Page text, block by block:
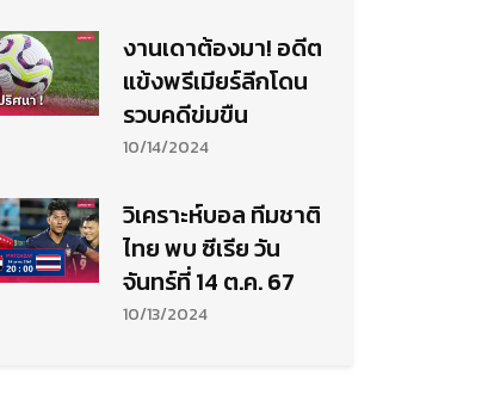
งานเดาต้องมา! อดีต
แข้งพรีเมียร์ลีกโดน
รวบคดีข่มขืน
10/14/2024
วิเคราะห์บอล ทีมชาติ
ไทย พบ ซีเรีย วัน
จันทร์ที่ 14 ต.ค. 67
10/13/2024